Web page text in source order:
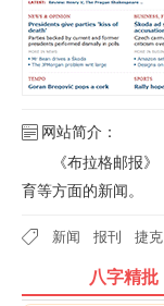
网站简介：
《布拉格邮报
育等方面的新闻。
新闻 报刊 捷克
八字精批